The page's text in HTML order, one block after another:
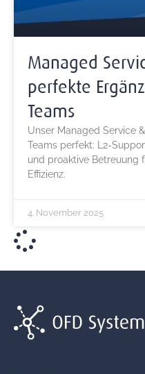
Managed
perfekte
Teams
Unser Managed Service
Teams perfekt: L2-
und proaktive Betreuung
Effizienz.
4. November 2025